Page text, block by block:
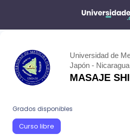
Universidad de
Japón -
MASAJE
Grados disponibles
Curso libre